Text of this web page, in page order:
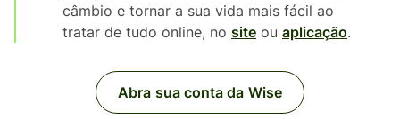
câmbio e tornar a sua vida mais fácil ao
tratar de tudo online, no site ou aplicação.
Abra sua conta da Wise